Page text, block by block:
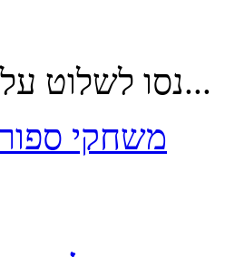
נסו לשלוט על אופנוע ים...
משחקי